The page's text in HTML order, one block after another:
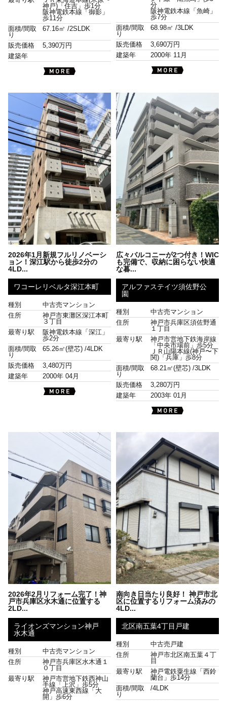
神戸)「住吉」歩1分
阪神電鉄本線「御影」
歩11分
面積/間取
り
67.16㎡ /2SLDK
販売価格
5,390万円
建築年
分
阪神電鉄本線「魚崎」
歩7分
面積/間取
り
68.98㎡ /3LDK
販売価格
3,690万円
建築年
2000年 11月
2026年1月新規フルリノベーシ
ョン！深江駅から徒歩2分の
4LD...
ワコーレリベルタ深江本町
種別
中古売マンション
住所
神戸市東灘区深江本町
３丁目
最寄り駅
阪神電鉄本線「深江」
歩2分
面積/間取
り
65.26㎡(壁芯) /4LDK
販売価格
3,480万円
建築年
2000年 04月
広々バルコニーが2つ付き！WIC
も完備で、収納に困らない快適
な暮...
アルファステイツ須佐野公
園
種別
中古売マンション
住所
神戸市兵庫区須佐野通
１丁目
最寄り駅
神戸市営地下鉄海岸線
「中央市場前」歩5分
ＪＲ山陽本線(神戸〜下
関)「兵庫」歩8分
面積/間取
り
68.21㎡(壁芯) /3LDK
販売価格
3,280万円
建築年
2003年 01月
2026年2月リフォーム完了！神
戸市兵庫区水木通に位置する
2LD...
ライオンズマンション神戸
水木通
種別
中古売マンション
住所
神戸市兵庫区水木通１
０丁目
最寄り駅
神戸市営地下鉄西神山
手線「上沢」歩5分
神戸高速東西線「大
開」歩6分
南向き日当たり良好！ 神戸市北
区に位置するリフォーム済みの
4LD...
北区南五葉4丁目戸建
種別
中古売戸建
住所
神戸市北区南五葉４丁
目
最寄り駅
神戸電鉄粟生線「西鈴
蘭台」歩14分
面積/間取
り
/4LDK